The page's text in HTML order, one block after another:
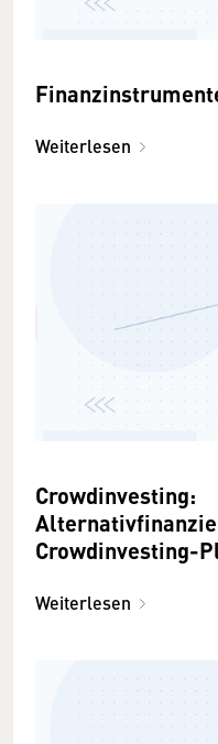
Weiterlesen
Crowdinvesting:
Crowdinvesting-
Weiterlesen